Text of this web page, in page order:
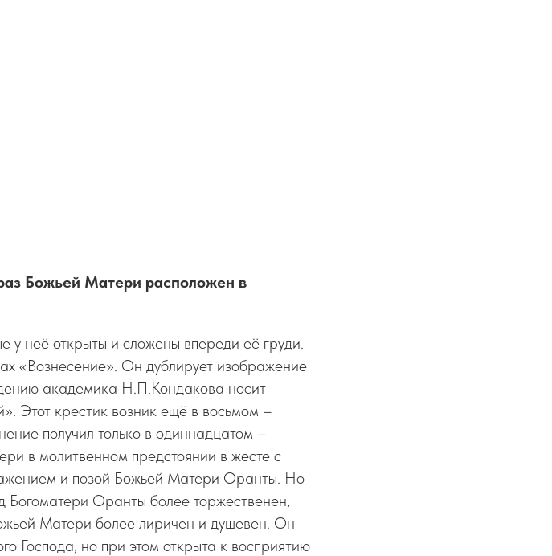
Божьей Матери расположен в
у неё открыты и сложены впереди её груди.
«Вознесение». Он дублирует изображение
академика Н.П.Кондакова носит
Этот крестик возник ещё в восьмом –
получил только в одиннадцатом –
в молитвенном предстоянии в жесте с
и позой Божьей Матери Оранты. Но
Богоматери Оранты более торжественен,
Матери более лиричен и душевен. Он
Господа, но при этом открыта к восприятию